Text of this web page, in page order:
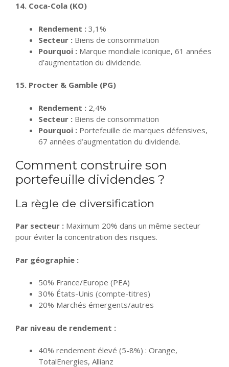
14. Coca-Cola (KO)
Rendement : 3,1%
Secteur : Biens de consommation
Pourquoi : Marque mondiale iconique, 61 années
d’augmentation du dividende.
15. Procter & Gamble (PG)
Rendement : 2,4%
Secteur : Biens de consommation
Pourquoi : Portefeuille de marques défensives,
67 années d’augmentation du dividende.
Comment construire son
portefeuille dividendes ?
La règle de diversification
Par secteur : Maximum 20% dans un même secteur
pour éviter la concentration des risques.
Par géographie :
50% France/Europe (PEA)
30% États-Unis (compte-titres)
20% Marchés émergents/autres
Par niveau de rendement :
40% rendement élevé (5-8%) : Orange,
TotalEnergies, Allianz